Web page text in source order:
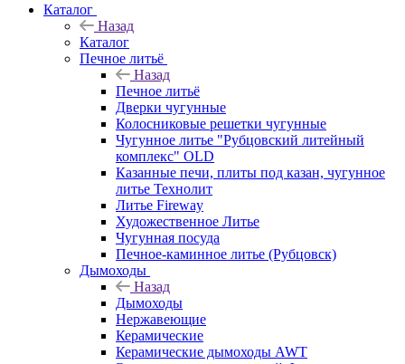
Каталог
Назад
Каталог
Печное литьё
Назад
Печное литьё
Дверки чугунные
Колосниковые решетки чугунные
Чугунное литье "Рубцовский литейный
комплекс" OLD
Казанные печи, плиты под казан, чугунное
литье Технолит
Литье Fireway
Художественное Литье
Чугунная посуда
Печное-каминное литье (Рубцовск)
Дымоходы
Назад
Дымоходы
Нержавеющие
Керамические
Керамические дымоходы AWT